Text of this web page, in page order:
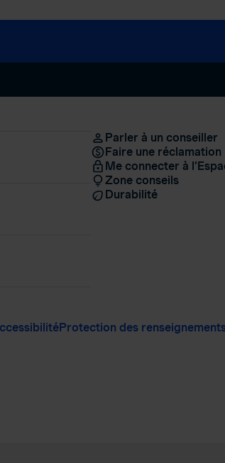
Parler à un conseiller
Faire une réclamation
Me connecter à
Zone conseils
Durabilité
Protection des